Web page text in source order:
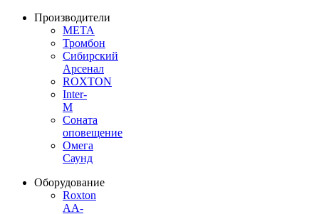
Производители
МЕТА
Тромбон
Сибирский
Арсенал
ROXTON
Inter-
M
Соната
оповещение
Омега
Саунд
Оборудование
Roxton
AA-